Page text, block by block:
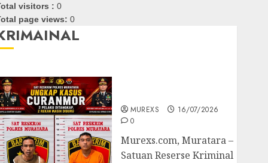
visitors : 0
page views: 0
MUREXS
16/07/2026
0
Murexs.com, Muratara –
Satuan Reserse Kriminal